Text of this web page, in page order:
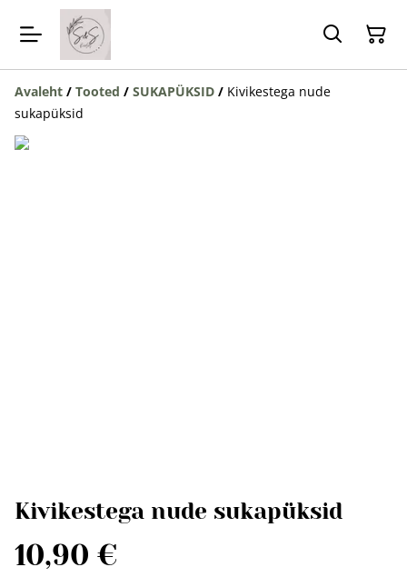
Avaleht / Tooted / SUKAPÜKSID / Kivikestega nude
sukapüksid
Kivikestega nude sukapüksid
10,90 €